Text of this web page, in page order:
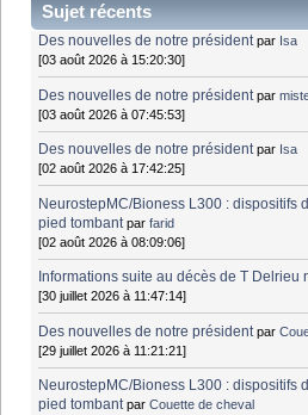
Sujet récents
Des nouvelles de notre président par Isa
[03 août 2026 à 15:20:30]
Des nouvelles de notre président par
[03 août 2026 à 07:45:53]
Des nouvelles de notre président par Isa
[02 août 2026 à 17:42:25]
NeurostepMC/Bioness L300 : dispositifs
pied tombant parfarid
[02 août 2026 à 08:09:06]
Informations suite au décès de T Delrieu
[30 juillet 2026 à 11:47:14]
Des nouvelles de notre président par
[29 juillet 2026 à 11:21:21]
NeurostepMC/Bioness L300 : dispositifs
pied tombant parCouette de cheval